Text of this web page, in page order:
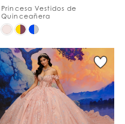
Princesa Vestidos de
Quinceañera
Skip
List
#e56fda2f79
to
end